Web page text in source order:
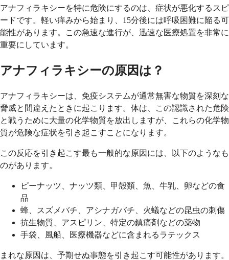
アナフィラキシーを特に危険にするのは、症状が悪化するスピ
ードです。軽い痒みから始まり、15分後には呼吸困難に陥る可
能性があります。この急速な進行が、迅速な医療処置を非常に
重要にしています。
アナフィラキシーの原因は？
アナフィラキシーは、免疫システムが通常無害な物質を深刻な
脅威と間違えたときに起こります。体は、この認識された危険
と戦うために大量の化学物質を放出しますが、これらの化学物
質が危険な症状を引き起こすことになります。
この反応を引き起こす最も一般的な原因には、以下のようなも
のがあります。
ピーナッツ、ナッツ類、甲殻類、魚、牛乳、卵などの食
品
蜂、スズメバチ、アシナガバチ、火蟻などの昆虫の刺傷
抗生物質、アスピリン、特定の鎮痛剤などの薬物
手袋、風船、医療機器などに含まれるラテックス
まれな原因は、予期せぬ事態を引き起こす可能性があります。